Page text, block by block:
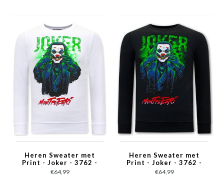
Heren Sweater met
Print - Joker - 3762 -
Wit
€64,99
Heren Sweater met
Print - Joker - 3762 -
Zwart
€64,99